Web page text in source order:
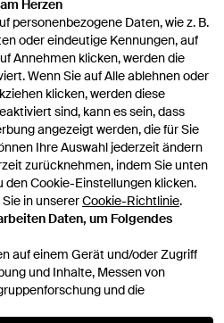
Herzen
personenbezogene Daten, wie z. B.
oder eindeutige Kennungen, auf
Annehmen klicken, werden die
Wenn Sie auf Alle ablehnen oder
klicken, werden diese
sind, kann es sein, dass
angezeigt werden, die für Sie
Ihre Auswahl jederzeit ändern
zurücknehmen, indem Sie unten
den Cookie-Einstellungen klicken.
in unsererCookie-Richtlinie.
Daten, um Folgendes
auf einem Gerät und/oder Zugriff
und Inhalte, Messen von
und die
und Shorts